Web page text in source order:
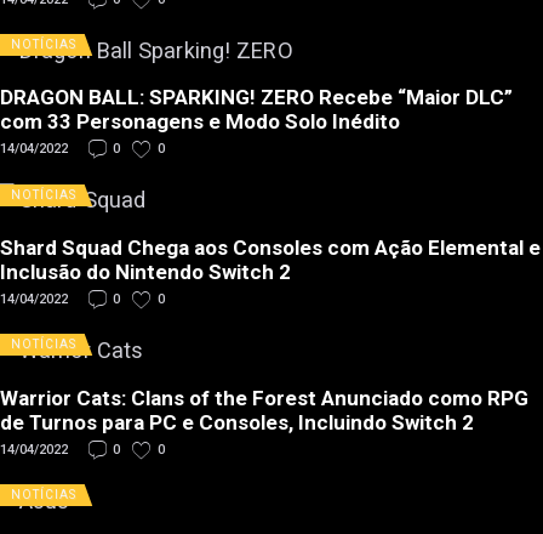
NOTÍCIAS
DRAGON BALL: SPARKING! ZERO Recebe “Maior DLC”
com 33 Personagens e Modo Solo Inédito
14/04/2022 0 0
NOTÍCIAS
Shard Squad Chega aos Consoles com Ação Elemental e
Inclusão do Nintendo Switch 2
14/04/2022 0 0
NOTÍCIAS
Warrior Cats: Clans of the Forest Anunciado como RPG
de Turnos para PC e Consoles, Incluindo Switch 2
14/04/2022 0 0
NOTÍCIAS